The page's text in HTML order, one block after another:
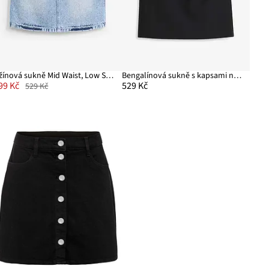
Džínová sukně Mid Waist, Low Stretch
Kč 529 Kč
Bengalínová sukně s kapsami na zip
529 Kč